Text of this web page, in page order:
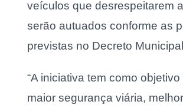
veículos que desrespeitarem
serão autuados conforme as
previstas no Decreto
“A iniciativa tem como
maior segurança viária,